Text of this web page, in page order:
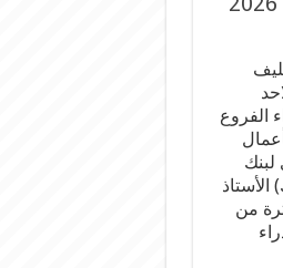
الفروع
بأعمال
لبنك
الأستاذ
من